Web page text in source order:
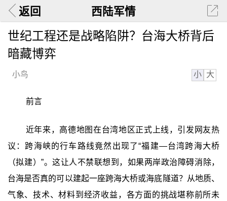
返回 西陆军情
世纪工程还是战略陷阱？台海大桥背后
暗藏博弈
小鸟 小 大
前言
近年来，高德地图在台湾地区正式上线，引发网友热
议：跨海峡的行车路线竟然出现了“福建—台湾跨海大桥
（拟建）”。这让人不禁联想到，如果两岸政治障碍消除，
台海是否真的可以建起一座跨海大桥或海底隧道？从地质、
气象、技术、材料到经济收益，各方面的挑战堪称前所未